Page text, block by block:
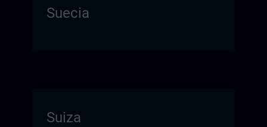
Suecia
Suiza